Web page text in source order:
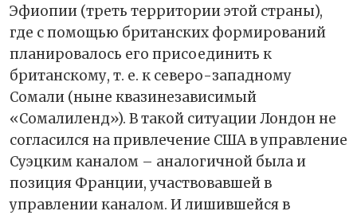
Эфиопии (треть территории этой страны),
где с помощью британских формирований
планировалось его присоединить к
британскому, т. е. к северо-западному
Сомали (ныне квазинезависимый
«Сомалиленд»). В такой ситуации Лондон не
согласился на привлечение США в управление
Суэцким каналом – аналогичной была и
позиция Франции, участвовавшей в
управлении каналом. И лишившейся в